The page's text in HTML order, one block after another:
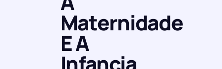
Maternidade
E A